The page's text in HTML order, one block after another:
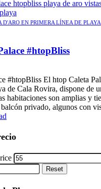
D'ARO EN PRIMERA LÍNEA DE PLAYA
#htopBliss
#htopBliss El htop Caleta
de Cala Rovira, dispone de
habitaciones son amplias y
privado, algunos con
Reset